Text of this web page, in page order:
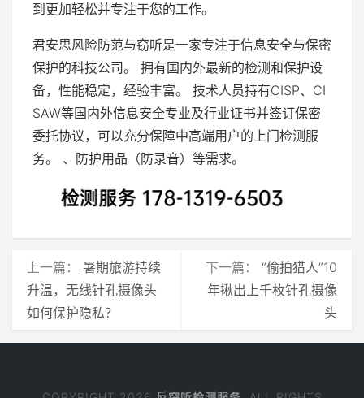
到更加轻松并专注于您的工作。
君安思风险防范与窃听是一家专注于信息安全与保密
保护的科技公司。 拥有国内外最新的检测和保护设
备，性能稳定，经验丰富。 技术人员持有CISP、CI
SAW等国内外信息安全专业及行业证书并签订保密
委托协议，可以充分保障中高端用户的上门检测服
务。 、防护用品（防录音）等需求。
上一篇： 暑期旅游持续
升温，无线针孔摄像头
如何保护隐私？
下一篇： “偷拍猎人”10
年揪出上千枚针孔摄像
头